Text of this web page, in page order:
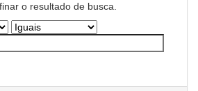
o resultado de busca.